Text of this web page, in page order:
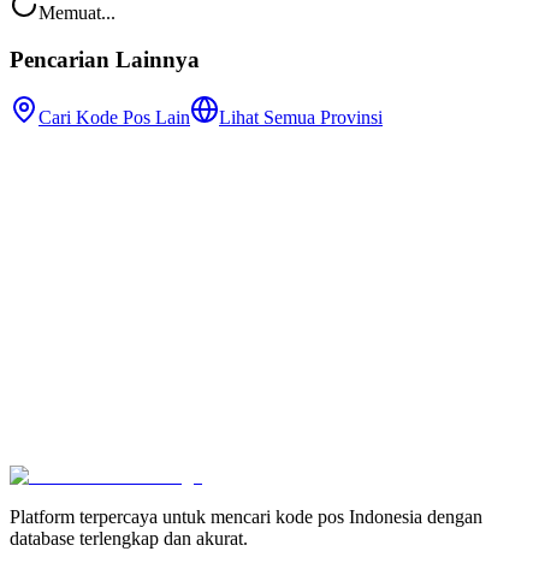
Memuat...
Pencarian Lainnya
Cari Kode Pos Lain Lihat Semua Provinsi
Platform terpercaya untuk mencari kode pos Indonesia dengan
database terlengkap dan akurat.